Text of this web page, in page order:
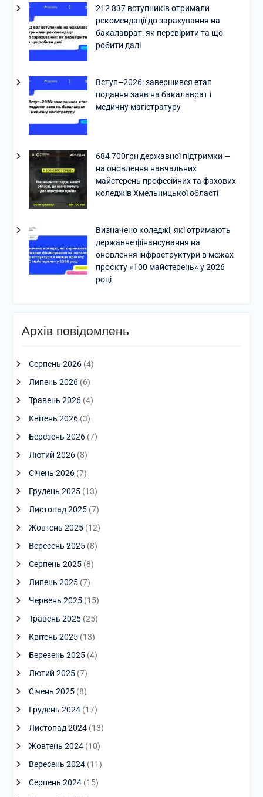
212 837 вступників отримали
рекомендації до зарахування на
бакалаврат: як перевірити та що
робити далі
Вступ–2026: завершився етап
подання заяв на бакалаврат і
медичну магістратуру
684 700грн державної підтримки —
на оновлення навчальних
майстерень професійних та фахових
коледжів Хмельницької області
Визначено коледжі, які отримають
державне фінансування на
оновлення інфраструктури в межах
проєкту «100 майстерень» у 2026
році
Архів повідомлень
Серпень 2026(4)
Липень 2026(6)
Травень 2026(4)
Квітень 2026(3)
Березень 2026(7)
Лютий 2026(8)
Січень 2026(7)
Грудень 2025(13)
Листопад 2025(7)
Жовтень 2025(12)
Вересень 2025(8)
Серпень 2025(8)
Липень 2025(7)
Червень 2025(15)
Травень 2025(25)
Квітень 2025(13)
Березень 2025(4)
Лютий 2025(7)
Січень 2025(8)
Грудень 2024(17)
Листопад 2024(13)
Жовтень 2024(10)
Вересень 2024(11)
Серпень 2024(15)